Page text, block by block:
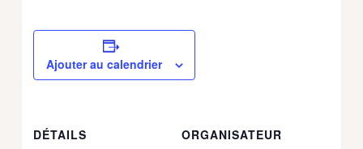
Ajouter au calendrier
DÉTAILS
ORGANISATEUR